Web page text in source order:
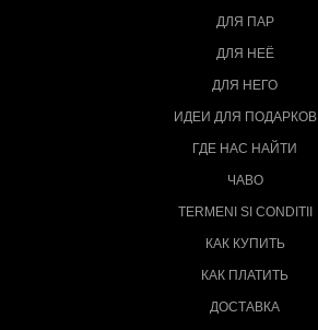
ДЛЯ ПАР
ДЛЯ НЕЁ
ДЛЯ НЕГО
ИДЕИ ДЛЯ ПОДАРКОВ
ГДЕ НАС НАЙТИ
ЧАВО
TERMENI SI CONDITII
КАК КУПИТЬ
КАК ПЛАТИТЬ
ДОСТАВКА